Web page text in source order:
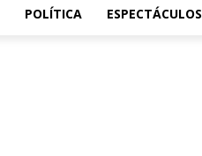
POLÍTICA ESPECTÁCULOS